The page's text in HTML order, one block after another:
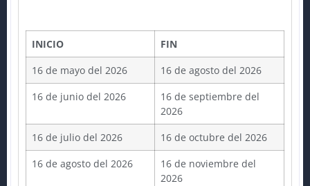
INICIO
FIN
16 de mayo del 2026
16 de agosto del 2026
16 de junio del 2026
16 de septiembre del
2026
16 de julio del 2026
16 de octubre del 2026
16 de agosto del 2026
16 de noviembre del
2026